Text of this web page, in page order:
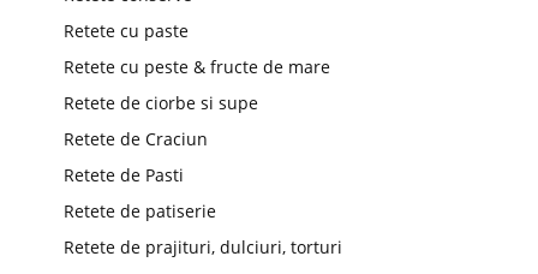
Retete cu paste
Retete cu peste & fructe de mare
Retete de ciorbe si supe
Retete de Craciun
Retete de Pasti
Retete de patiserie
Retete de prajituri, dulciuri, torturi